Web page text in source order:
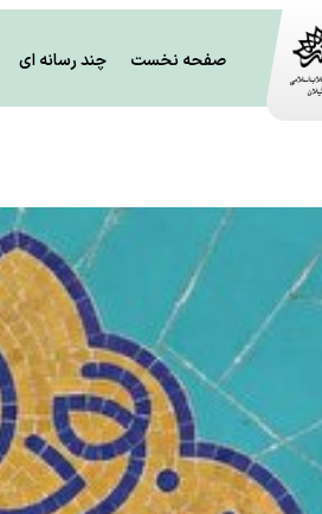
صفحه نخست چند رسانه ای